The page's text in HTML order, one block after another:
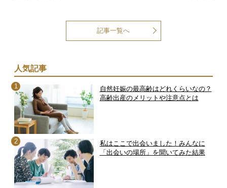
記事一覧へ
人気記事
自然妊娠の最高齢はどれくらいなの？
高齢出産のメリットや注意点とは
私はここで出会いました！みんなに
「出会いの場所」を聞いてみた結果